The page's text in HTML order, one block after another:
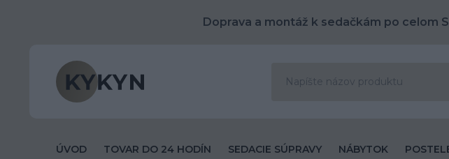
Doprava a montáž k sedačkám po celom
ÚVOD TOVAR DO 24 HODÍN SEDACIE SÚPRAVY NÁBYTOK